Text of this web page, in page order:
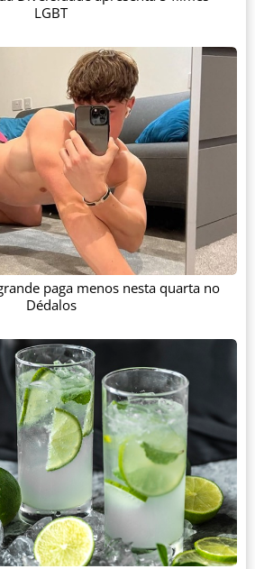
LGBT
paga menos nesta quarta no
Dédalos